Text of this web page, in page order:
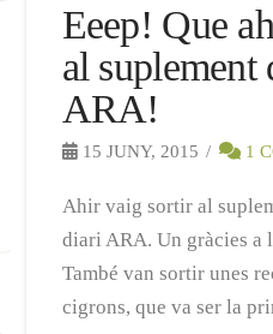
Eeep! Que
al suplement
ARA!
15 JUNY, 2015 1
Ahir vaig sortir al
diari ARA. Un gràcies a
També van sortir unes
cigrons, que va ser la